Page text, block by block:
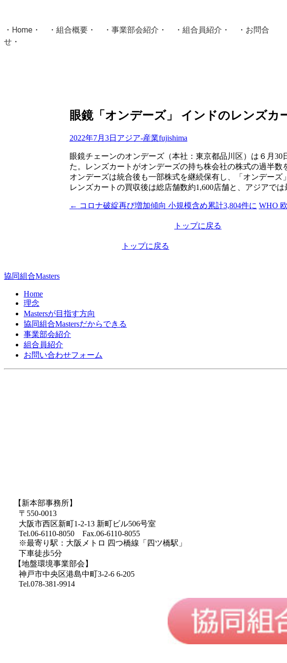
・ Home ・ ・ 組合概要 ・ ・ 事業部会紹介 ・ ・ 組合員紹介 ・ ・ お問合
せ ・
Masters組合員ログイン眼鏡「オンデーズ」 インドのレンズカ
2022年7月3日 アジア-産業fujishima
眼鏡チェーンのオンデーズ（本社：東京都品川区）は６月
た。レンズカートがオンデーズの持ち株会社の株式の過半数
オンデーズは統合後も一部株式を継続保有し、「オンデーズ
レンズカートの買収後は総店舗数約1,600店舗と、アジアでは
投
ョ
ン
← コロナ破綻再び増加傾向 小規模含め累計3,804件に WHO
トップに戻る
トップに戻る
協同組合Masters
Home
理念
Mastersが目指す方向
協同組合Mastersだからできる
事業部会紹介
組合員紹介
お問い合わせフォーム
【新本部事務所】
〒550-0013
大阪市西区新町1-2-13 新町ビル506号室
Tel.06-6110-8050 Fax.06-6110-8055
※最寄り駅：大阪メトロ 四つ橋線「四ツ橋駅」
下車徒歩5分
【地盤環境事業部会】
神戸市中央区港島中町3-2-6 6-205
Tel.078-381-9914